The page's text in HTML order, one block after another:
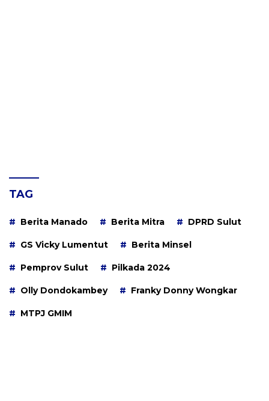
TAG
Berita Manado Berita Mitra DPRD Sulut
GS Vicky Lumentut Berita Minsel
Pemprov Sulut Pilkada 2024
Olly Dondokambey Franky Donny Wongkar
MTPJ GMIM